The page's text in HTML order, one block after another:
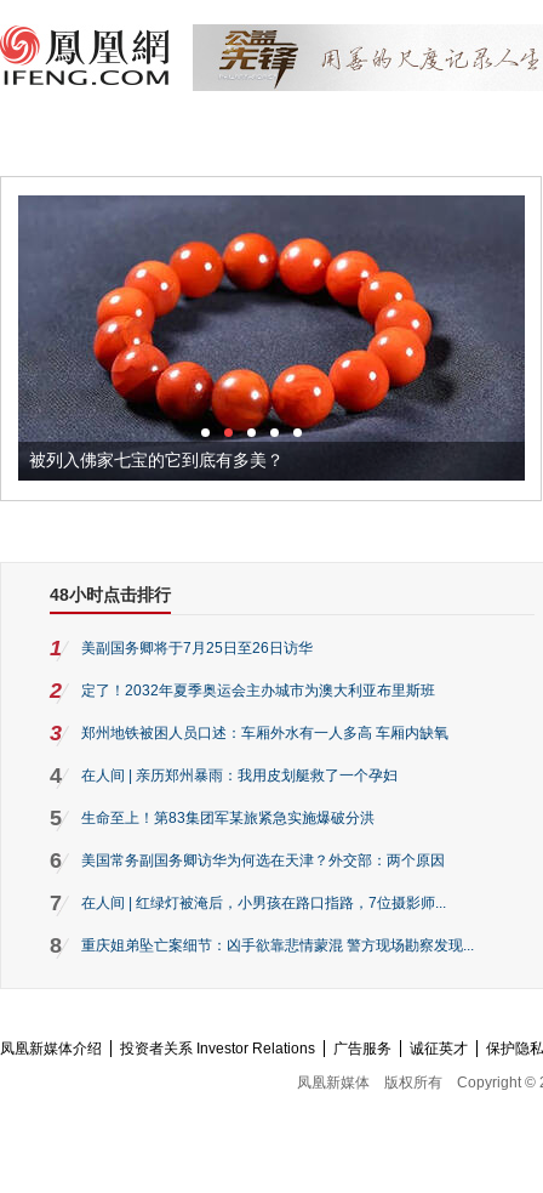
被列入佛家七宝的它到底有多美？
48小时点击排行
1 美副国务卿将于7月25日至26日访华
2 定了！2032年夏季奥运会主办城市为澳大利亚布里斯班
3 郑州地铁被困人员口述：车厢外水有一人多高 车厢内缺氧
4 在人间 | 亲历郑州暴雨：我用皮划艇救了一个孕妇
5 生命至上！第83集团军某旅紧急实施爆破分洪
6 美国常务副国务卿访华为何选在天津？外交部：两个原因
7 在人间 | 红绿灯被淹后，小男孩在路口指路，7位摄影师...
8 重庆姐弟坠亡案细节：凶手欲靠悲情蒙混 警方现场勘察发现...
凤凰新媒体介绍 投资者关系 Investor Relations 广告服务 诚征英才
保护隐
凤凰新媒体
版权所有 Copyright ©